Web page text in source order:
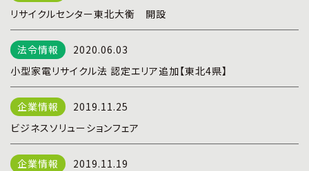
リサイクルセンター東北大衡 開設
2020.06.03
小型家電リサイクル法 認定エリア追加【東北4県】
2019.11.25
ビジネスソリューションフェア
2019.11.19